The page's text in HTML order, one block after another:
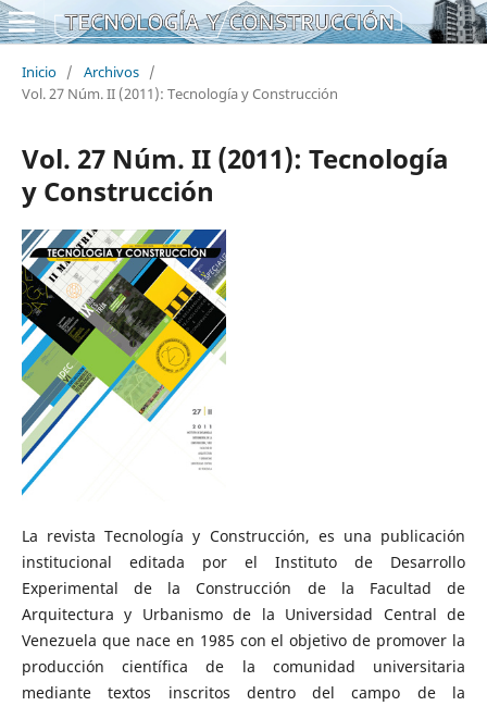
Inicio / Archivos /
Vol. 27 Núm. II (2011): Tecnología y Construcción
Vol. 27 Núm. II (2011): Tecnología
y Construcción
La revista Tecnología y Construcción, es una publicación
institucional editada por el Instituto de Desarrollo
Experimental de la Construcción de la Facultad de
Arquitectura y Urbanismo de la Universidad Central de
Venezuela que nace en 1985 con el objetivo de promover la
producción científica de la comunidad universitaria
mediante textos inscritos dentro del campo de la